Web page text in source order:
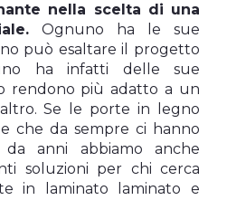
nella scelta di una
Ognuno ha le sue
può esaltare il progetto
ha infatti delle sue
rendono più adatto a un
Se le porte in legno
che da sempre ci hanno
da anni abbiamo anche
soluzioni per chi cerca
in laminato laminato e